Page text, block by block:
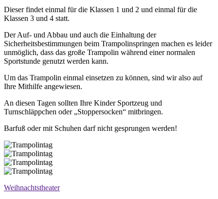
Dieser findet einmal für die Klassen 1 und 2 und einmal für die
Klassen 3 und 4 statt.
Der Auf- und Abbau und auch die Einhaltung der
Sicherheitsbestimmungen beim Trampolinspringen machen es leider
unmöglich, dass das große Trampolin während einer normalen
Sportstunde genutzt werden kann.
Um das Trampolin einmal einsetzen zu können, sind wir also auf
Ihre Mithilfe angewiesen.
An diesen Tagen sollten Ihre Kinder Sportzeug und
Turnschläppchen oder „Stoppersocken“ mitbringen.
Barfuß oder mit Schuhen darf nicht gesprungen werden!
Weihnachtstheater